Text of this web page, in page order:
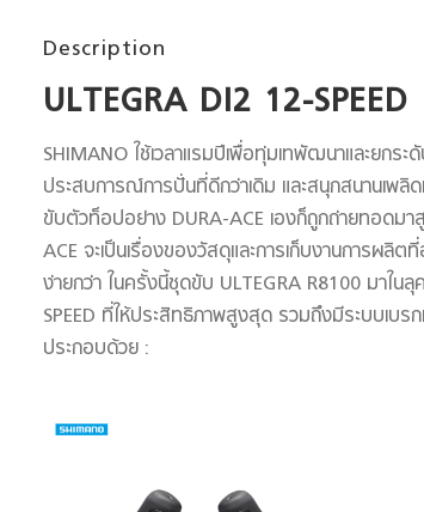
Description
ULTEGRA DI2 12-SPEED
SHIMANO ใช้เวลาแรมปีเพื่อทุ่มเทพัฒนาและยกร
ประสบการณ์การปั่นที่ดีกว่าเดิม และสนุกสนานเพลิด
ขับตัวท็อปอย่าง DURA-ACE เองก็ถูกถ่ายทอดม
ACE จะเป็นเรื่องของวัสดุและการเก็บงานการผลิ
ง่ายกว่า ในครั้งนี้ชุดขับ ULTEGRA R8100 มาใ
SPEED ที่ให้ประสิทธิภาพสูงสุด รวมถึงมีระบบเบร
ประกอบด้วย :